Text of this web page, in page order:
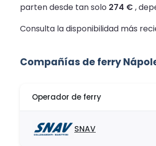
parten desde tan solo 274 € ,
Consulta la disponibilidad más
Compañías de ferry
Operador de ferry
SNAV